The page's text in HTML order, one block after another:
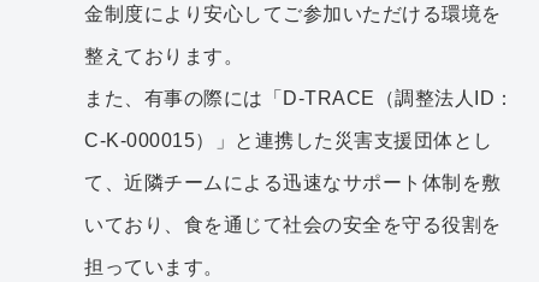
金制度により安心してご参加いただける環境を
整えております。
また、有事の際には「D-TRACE（調整法人ID：
C-K-000015）」と連携した災害支援団体とし
て、近隣チームによる迅速なサポート体制を敷
いており、食を通じて社会の安全を守る役割を
担っています。